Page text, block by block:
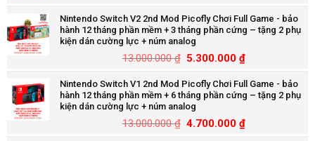
Nintendo Switch V2 2nd Mod Picofly Chơi Full Game - bảo
hành 12 tháng phần mềm + 3 tháng phần cứng – tặng 2 phụ
kiện dán cường lực + núm analog
13.000.000₫ 5.300.000₫
Nintendo Switch V1 2nd Mod Picofly Chơi Full Game - bảo
hành 12 tháng phần mềm + 6 tháng phần cứng – tặng 2 phụ
kiện dán cường lực + núm analog
13.000.000₫ 4.700.000₫